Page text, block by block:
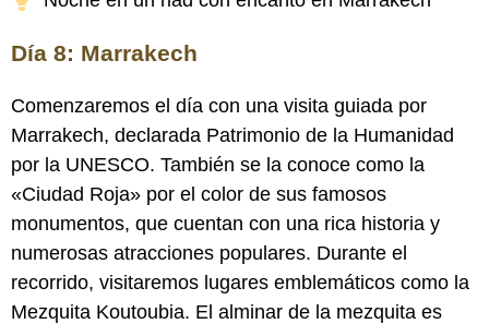
Día 8: Marrakech
Comenzaremos el día con una visita guiada por
Marrakech, declarada Patrimonio de la Humanidad
por la UNESCO. También se la conoce como la
«Ciudad Roja» por el color de sus famosos
monumentos, que cuentan con una rica historia y
numerosas atracciones populares. Durante el
recorrido, visitaremos lugares emblemáticos como la
Mezquita Koutoubia. El alminar de la mezquita es